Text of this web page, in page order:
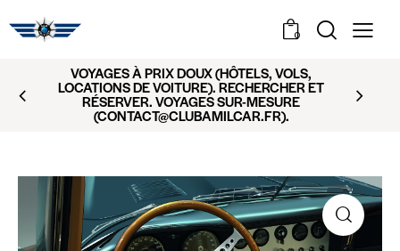
0
VOYAGES À PRIX DOUX (HÔTELS, VOLS,
LOCATIONS DE VOITURE). RECHERCHER ET
RÉSERVER. VOYAGES SUR-MESURE
(CONTACT@CLUBAMILCAR.FR).